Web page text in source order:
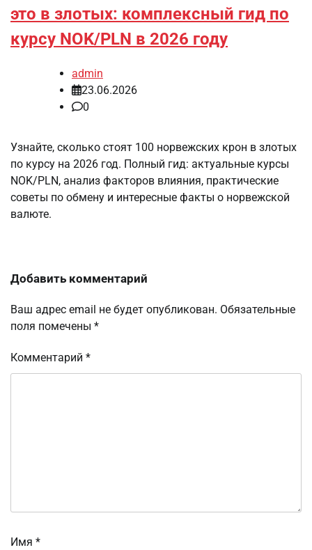
это в злотых: комплексный гид по
курсу NOK/PLN в 2026 году
admin
23.06.2026
0
Узнайте, сколько стоят 100 норвежских крон в злотых
по курсу на 2026 год. Полный гид: актуальные курсы
NOK/PLN, анализ факторов влияния, практические
советы по обмену и интересные факты о норвежской
валюте.
Добавить комментарий
Ваш адрес email не будет опубликован. Обязательные
поля помечены *
Комментарий *
Имя *